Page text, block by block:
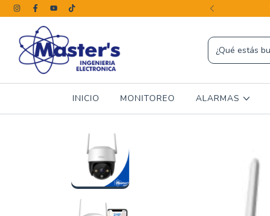
SIN INTERES
INICIO MONITOREO ALARMAS